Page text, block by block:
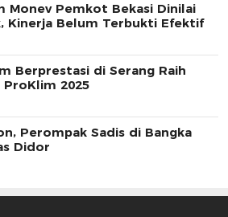
Monev Pemkot Bekasi Dinilai
Kinerja Belum Terbukti Efektif
Berprestasi di Serang Raih
ProKlim 2025
Perompak Sadis di Bangka
Didor